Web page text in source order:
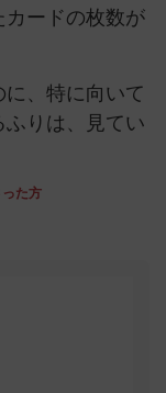
ードの枚数が
、特に向いて
りは、見てい
た方